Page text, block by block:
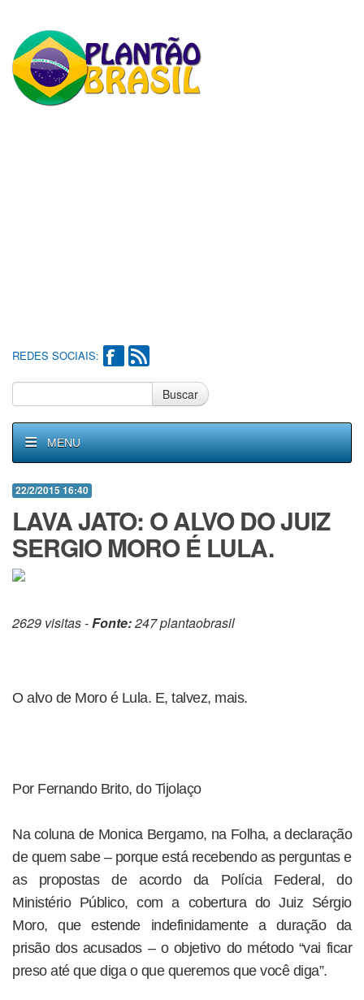
REDES SOCIAIS:
Buscar
MENU
22/2/2015 16:40
LAVA JATO: O ALVO DO JUIZ
SERGIO MORO É LULA.
2629 visitas -Fonte:247 plantaobrasil
O alvo de Moro é Lula. E, talvez, mais.
Por Fernando Brito, do Tijolaço
Na coluna de Monica Bergamo, na Folha, a declaração
de quem sabe – porque está recebendo as perguntas e
as propostas de acordo da Polícia Federal, do
Ministério Público, com a cobertura do Juiz Sérgio
Moro, que estende indefinidamente a duração da
prisão dos acusados – o objetivo do método “vai ficar
preso até que diga o que queremos que você diga”.